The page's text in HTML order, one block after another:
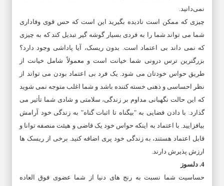
نمی‌دانید.
چیزی که ممکن است نادیده بگیرید این است که حس قوی وفاداری
شما می تواند شما را به فردی بسیار گوشه گیر تبدیل کند که به چیزی
که نمی داند بی اعتماد است. بدون ریسک، آیا پاداشی وجود دارد؟
بزرگترین ترس درونی شما خیانت است و معمولاً شامل خیانت از
طریق حواس خودتان می شود. یک فرد بی اعتماد بودن می تواند از
نظر احساسی و ذهنی خسته کننده باشد و شما اغلب متوجه نمی شوید
که این حالت نگهبانی مداوم بر زندگی، سلامتی و شادی شما تأثیر می
گذارد. با دادن فضایی به "بیگناه تا اثبات گناه" به زندگی خود آرامش
بیافزایید. با اعتماد به اینکه حواس خود یک قاضی و هیئت منصفه توانا و
قابل اعتماد هستند، به زندگی خود پری اضافه کنید. برخی از ریسک ها
ارزش پذیرش دارند.
4. دلسوز
حساسیت شما نسبت به رنج های دنیا از شما عضوی فوق العاده